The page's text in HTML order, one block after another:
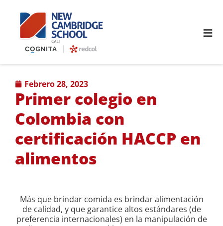
≡
febrero 28, 2023
Primer colegio en
Colombia con
certificación HACCP en
alimentos
Más que brindar comida es brindar alimentación
de calidad, y que garantice altos estándares (de
preferencia internacionales) en la manipulación de